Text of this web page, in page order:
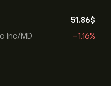
Inc/MD
51.86‎$‎
-1.16%